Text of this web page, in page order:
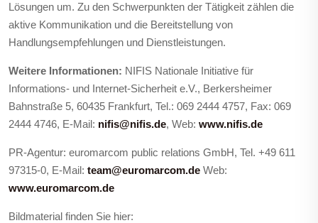
Lösungen um. Zu den Schwerpunkten der Tätigkeit zählen die
aktive Kommunikation und die Bereitstellung von
Handlungsempfehlungen und Dienstleistungen.
Weitere Informationen: NIFIS Nationale Initiative für
Informations- und Internet-Sicherheit e.V., Berkersheimer
Bahnstraße 5, 60435 Frankfurt, Tel.: 069 2444 4757, Fax: 069
2444 4746, E-Mail: nifis@nifis.de, Web: www.nifis.de
PR-Agentur: euromarcom public relations GmbH, Tel. +49 611
97315-0, E-Mail: team@euromarcom.de Web:
www.euromarcom.de
Bildmaterial finden Sie hier: